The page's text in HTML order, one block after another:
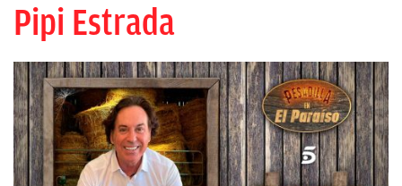
Pipi Estrada